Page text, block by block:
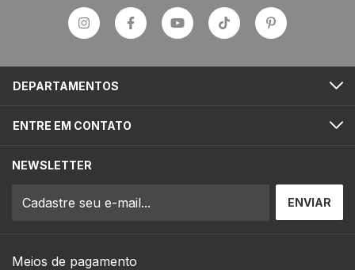
DEPARTAMENTOS
ENTRE EM CONTATO
NEWSLETTER
Meios de pagamento